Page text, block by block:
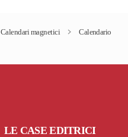
Calendari magnetici
Calendario
LE CASE EDITRICI